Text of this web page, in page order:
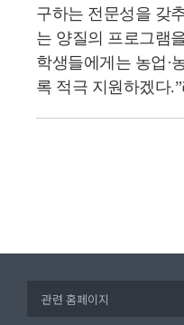
구하는 전문성을 갖
는 양질의 프로그램
학생들에게는 농업·
록 적극 지원하겠다